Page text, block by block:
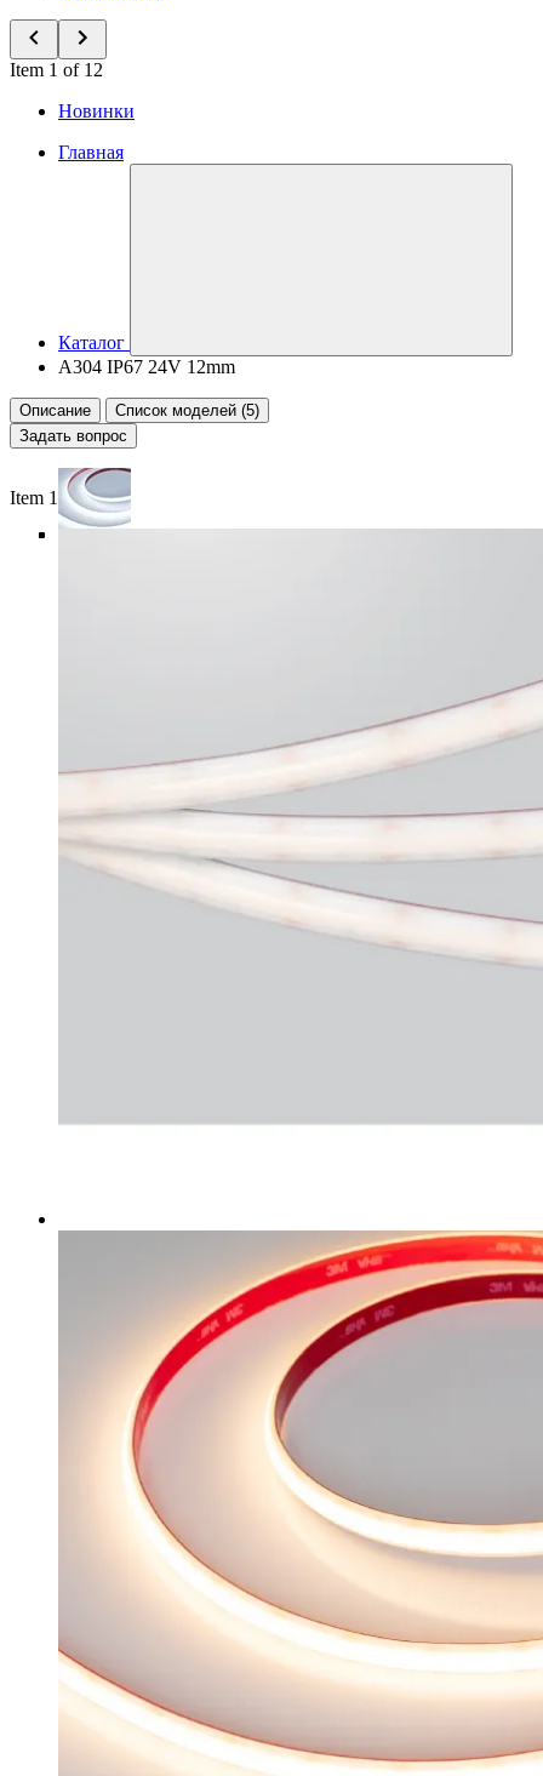
Item 1 of 12
Новинки
Главная
Каталог
A304 IP67 24V 12mm
Описание
Список моделей (5)
Задать вопрос
Item 1 of 6